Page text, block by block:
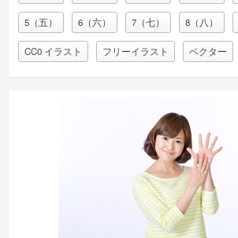
5（五） 6（六） 7（七） 8（八）
CC0 イラスト フリーイラスト ベクター